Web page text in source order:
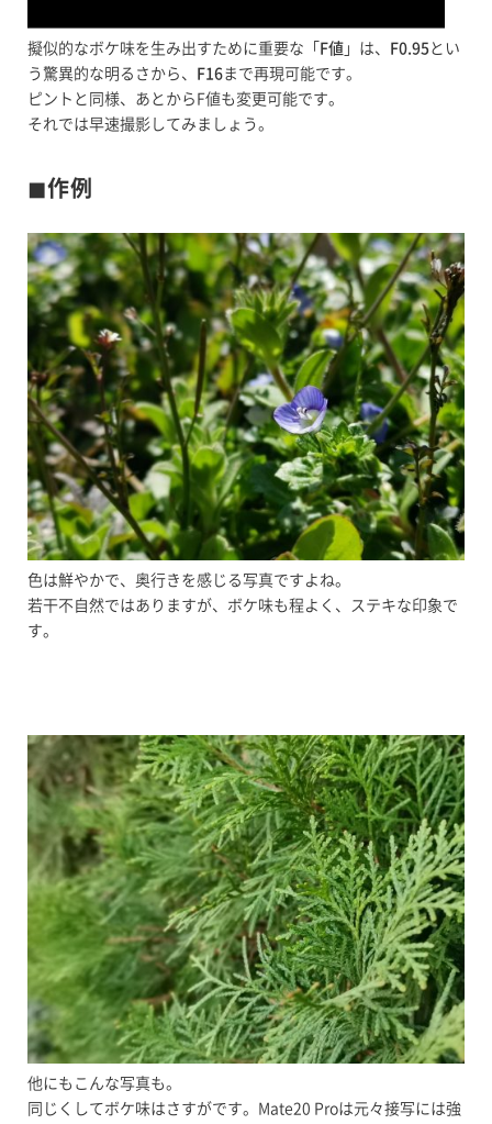
擬似的なボケ味を生み出すために重要な「 F値 」は、 F0.95とい
う驚異的な明るさから、 F16まで再現可能です。
ピントと同様、あとからF値も変更可能です。
それでは早速撮影してみましょう。
◼︎作例
色は鮮やかで、奥行きを感じる写真ですよね。
若干不自然ではありますが、ボケ味も程よく、ステキな印象で
す。
他にもこんな写真も。
同じくしてボケ味はさすがです。Mate20 Proは元々接写には強